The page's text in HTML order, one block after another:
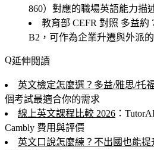
860）對應的職場英語能力描
教育部 CEFR 對照 多益約
B2，可作為企業升遷與外派
延伸閱讀
英文檢定怎麼選？多益/雅思/托
個考試最適合你的需求
線上英文課程比較 2026 ：
Cambly 費用與評價
英文口說怎麼練？不出國也能提